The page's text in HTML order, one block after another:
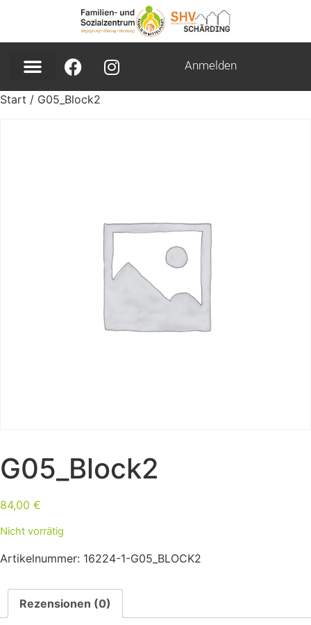
Anmelden
Start / G05_Block2
G05_Block2
84,00 €
Nicht vorrätig
Artikelnummer: 16224-1-G05_BLOCK2
Rezensionen (0)